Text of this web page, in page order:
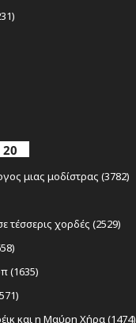
μιας μοδίστρας (3782)
τέσσερις χορδές (2529)
(1635)
και η Μαύρη Χήρα (1474)